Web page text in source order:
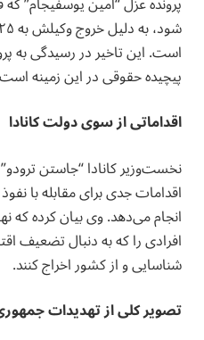
است. این تاخیر در رسیدگی به
پیچیده حقوقی در این زمینه
اقداماتی از سوی دولت کانادا
نخست‌وزیر کانادا “جاستن
اقدامات جدی برای مقابله با
انجام می‌دهد. وى بیان کرده که
افرادی را که به دنبال تضعیف
شناسایی و از کشور اخراج کنند.
تصویر کلی از تهدیدات